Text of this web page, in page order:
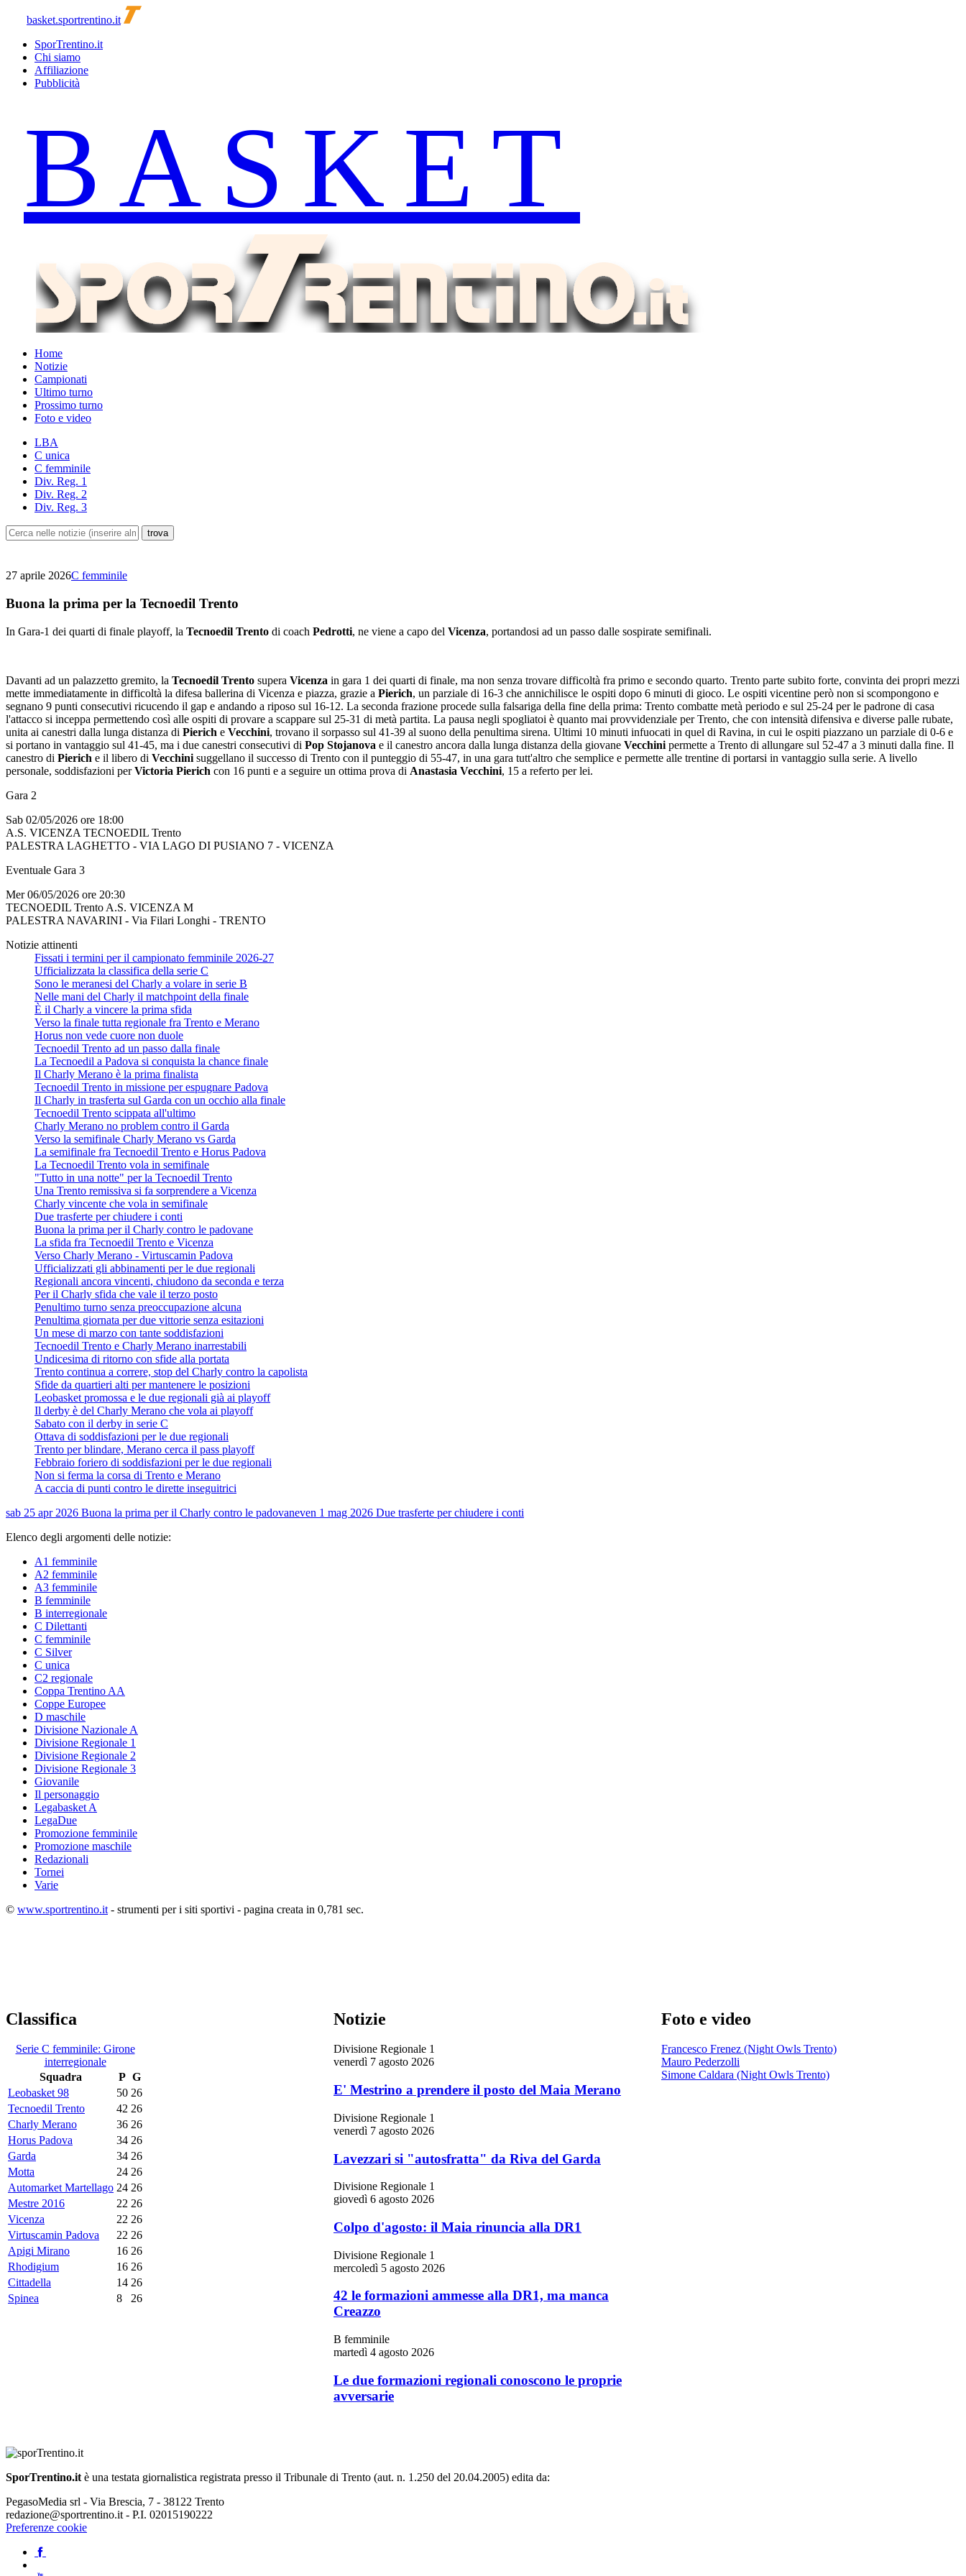
basket.sportrentino.it
SporTrentino.it
Chi siamo
Affiliazione
Pubblicità
Home
Notizie
Campionati
Ultimo turno
Prossimo turno
Foto e video
LBA
C unica
C femminile
Div. Reg. 1
Div. Reg. 2
Div. Reg. 3
27 aprile 2026C femminile
Buona la prima per la Tecnoedil Trento
In Gara-1 dei quarti di finale playoff, la Tecnoedil Trento di coach Pedrotti, ne viene a capo del Vicenza, portandosi ad un passo dalle sospirate semifinali.
Davanti ad un palazzetto gremito, la Tecnoedil Trento supera Vicenza in gara 1 dei quarti di finale, ma non senza trovare difficoltà fra primo e secondo quarto. Trento parte subito forte, convinta dei propri mezzi
mette immediatamente in difficoltà la difesa ballerina di Vicenza e piazza, grazie a Pierich, un parziale di 16-3 che annichilisce le ospiti dopo 6 minuti di gioco. Le ospiti vicentine però non si scompongono e
segnano 9 punti consecutivi ricucendo il gap e andando a riposo sul 16-12. La seconda frazione procede sulla falsariga della fine della prima: Trento combatte metà periodo e sul 25-24 per le padrone di casa
l'attacco si inceppa permettendo così alle ospiti di provare a scappare sul 25-31 di metà partita. La pausa negli spogliatoi è quanto mai provvidenziale per Trento, che con intensità difensiva e diverse palle rubate,
unita ai canestri dalla lunga distanza di Pierich e Vecchini, trovano il sorpasso sul 41-39 al suono della penultima sirena. Ultimi 10 minuti infuocati in quel di Ravina, in cui le ospiti piazzano un parziale di 0-6 e
si portano in vantaggio sul 41-45, ma i due canestri consecutivi di Pop Stojanova e il canestro ancora dalla lunga distanza della giovane Vecchini permette a Trento di allungare sul 52-47 a 3 minuti dalla fine. Il
canestro di Pierich e il libero di Vecchini suggellano il successo di Trento con il punteggio di 55-47, in una gara tutt'altro che semplice e permette alle trentine di portarsi in vantaggio sulla serie. A livello
personale, soddisfazioni perVictoria Pierich con 16 punti e a seguire un ottima prova di Anastasia Vecchini, 15 a referto per lei.
Gara 2
Sab 02/05/2026 ore 18:00
A.S. VICENZA TECNOEDIL Trento
PALESTRA LAGHETTO - VIA LAGO DI PUSIANO 7 - VICENZA
Eventuale Gara 3
Mer 06/05/2026 ore 20:30
TECNOEDIL Trento A.S. VICENZA M
PALESTRA NAVARINI - Via Filari Longhi - TRENTO
Notizie attinenti
Fissati i termini per il campionato femminile 2026-27
Ufficializzata la classifica della serie C
Sono le meranesi del Charly a volare in serie B
Nelle mani del Charly il matchpoint della finale
È il Charly a vincere la prima sfida
Verso la finale tutta regionale fra Trento e Merano
Horus non vede cuore non duole
Tecnoedil Trento ad un passo dalla finale
La Tecnoedil a Padova si conquista la chance finale
Il Charly Merano è la prima finalista
Tecnoedil Trento in missione per espugnare Padova
Il Charly in trasferta sul Garda con un occhio alla finale
Tecnoedil Trento scippata all'ultimo
Charly Merano no problem contro il Garda
Verso la semifinale Charly Merano vs Garda
La semifinale fra Tecnoedil Trento e Horus Padova
La Tecnoedil Trento vola in semifinale
"Tutto in una notte" per la Tecnoedil Trento
Una Trento remissiva si fa sorprendere a Vicenza
Charly vincente che vola in semifinale
Due trasferte per chiudere i conti
Buona la prima per il Charly contro le padovane
La sfida fra Tecnoedil Trento e Vicenza
Verso Charly Merano - Virtuscamin Padova
Ufficializzati gli abbinamenti per le due regionali
Regionali ancora vincenti, chiudono da seconda e terza
Per il Charly sfida che vale il terzo posto
Penultimo turno senza preoccupazione alcuna
Penultima giornata per due vittorie senza esitazioni
Un mese di marzo con tante soddisfazioni
Tecnoedil Trento e Charly Merano inarrestabili
Undicesima di ritorno con sfide alla portata
Trento continua a correre, stop del Charly contro la capolista
Sfide da quartieri alti per mantenere le posizioni
Leobasket promossa e le due regionali già ai playoff
Il derby è del Charly Merano che vola ai playoff
Sabato con il derby in serie C
Ottava di soddisfazioni per le due regionali
Trento per blindare, Merano cerca il pass playoff
Febbraio foriero di soddisfazioni per le due regionali
Non si ferma la corsa di Trento e Merano
A caccia di punti contro le dirette inseguitrici
sab 25 apr 2026 Buona la prima per il Charly contro le padovaneven 1 mag 2026 Due trasferte per chiudere i conti
Elenco degli argomenti delle notizie:
A1 femminile
A2 femminile
A3 femminile
B femminile
B interregionale
C Dilettanti
C femminile
C Silver
C unica
C2 regionale
Coppa Trentino AA
Coppe Europee
D maschile
Divisione Nazionale A
Divisione Regionale 1
Divisione Regionale 2
Divisione Regionale 3
Giovanile
Il personaggio
Legabasket A
LegaDue
Promozione femminile
Promozione maschile
Redazionali
Tornei
Varie
© www.sportrentino.it - strumenti per i siti sportivi - pagina creata in 0,781 sec.
Classifica
Serie C femminile: Girone
interregionale
Squadra
P G
Leobasket 98
50 26
Tecnoedil Trento
42 26
Charly Merano
36 26
Horus Padova
34 26
Garda
34 26
Motta
24 26
Automarket Martellago 24 26
Mestre 2016
22 26
Vicenza
22 26
Virtuscamin Padova
22 26
Apigi Mirano
16 26
Rhodigium
16 26
Cittadella
14 26
Spinea
8 26
Notizie
Divisione Regionale 1
venerdì 7 agosto 2026
E' Mestrino a prendere il posto del Maia Merano
Divisione Regionale 1
venerdì 7 agosto 2026
Lavezzari si "autosfratta" da Riva del Garda
Divisione Regionale 1
giovedì 6 agosto 2026
Colpo d'agosto: il Maia rinuncia alla DR1
Divisione Regionale 1
mercoledì 5 agosto 2026
42 le formazioni ammesse alla DR1, ma manca
Creazzo
B femminile
martedì 4 agosto 2026
Le due formazioni regionali conoscono le proprie
avversarie
Foto e video
Francesco Frenez (Night Owls Trento)
Mauro Pederzolli
Simone Caldara (Night Owls Trento)
SporTrentino.it è una testata giornalistica registrata presso il Tribunale di Trento (aut. n. 1.250 del 20.04.2005) edita da:
PegasoMedia srl - Via Brescia, 7 - 38122 Trento
redazione@sportrentino.it - P.I. 02015190222
Preferenze cookie